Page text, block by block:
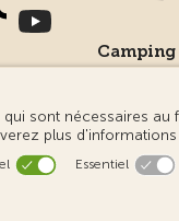
Camping